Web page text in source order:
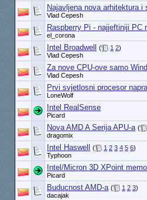
Najavljena nova arhitektura
Vlad Cepesh
Raspberry Pi - najjeftiniji PC
el_corona
Intel Broadwell ( 1 2)
Vlad Cepesh
Za nove CPU-ove samo
Vlad Cepesh
Prvi svjetlosni procesor
LoneWolf
Intel RealSense
Picard
Nova AMD A Serija APU-a (
dragomix
Intel Haswell ( 1 2 3 4 5 6)
Typhoon
Intel/Micron 3D XPoint
Picard
Buducnost AMD-a ( 1 2 3)
dacajak